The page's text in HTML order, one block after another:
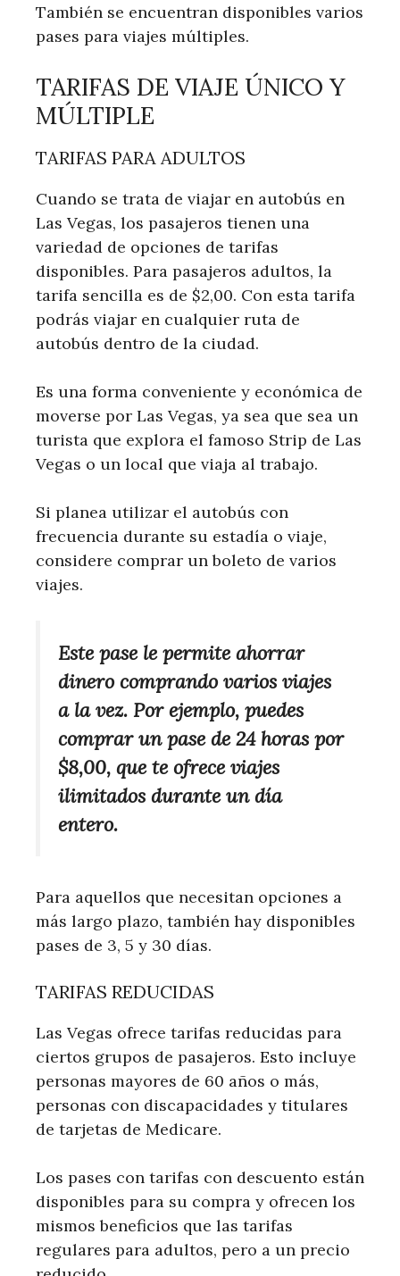
También se encuentran disponibles varios
pases para viajes múltiples.
TARIFAS DE VIAJE ÚNICO Y
MÚLTIPLE
TARIFAS PARA ADULTOS
Cuando se trata de viajar en autobús en
Las Vegas, los pasajeros tienen una
variedad de opciones de tarifas
disponibles. Para pasajeros adultos, la
tarifa sencilla es de $2,00. Con esta tarifa
podrás viajar en cualquier ruta de
autobús dentro de la ciudad.
Es una forma conveniente y económica de
moverse por Las Vegas, ya sea que sea un
turista que explora el famoso Strip de Las
Vegas o un local que viaja al trabajo.
Si planea utilizar el autobús con
frecuencia durante su estadía o viaje,
considere comprar un boleto de varios
viajes.
Este pase le permite ahorrar
dinero comprando varios viajes
a la vez. Por ejemplo, puedes
comprar un pase de 24 horas por
$8,00, que te ofrece viajes
ilimitados durante un día
entero.
Para aquellos que necesitan opciones a
más largo plazo, también hay disponibles
pases de 3, 5 y 30 días.
TARIFAS REDUCIDAS
Las Vegas ofrece tarifas reducidas para
ciertos grupos de pasajeros. Esto incluye
personas mayores de 60 años o más,
personas con discapacidades y titulares
de tarjetas de Medicare.
Los pases con tarifas con descuento están
disponibles para su compra y ofrecen los
mismos beneficios que las tarifas
regulares para adultos, pero a un precio